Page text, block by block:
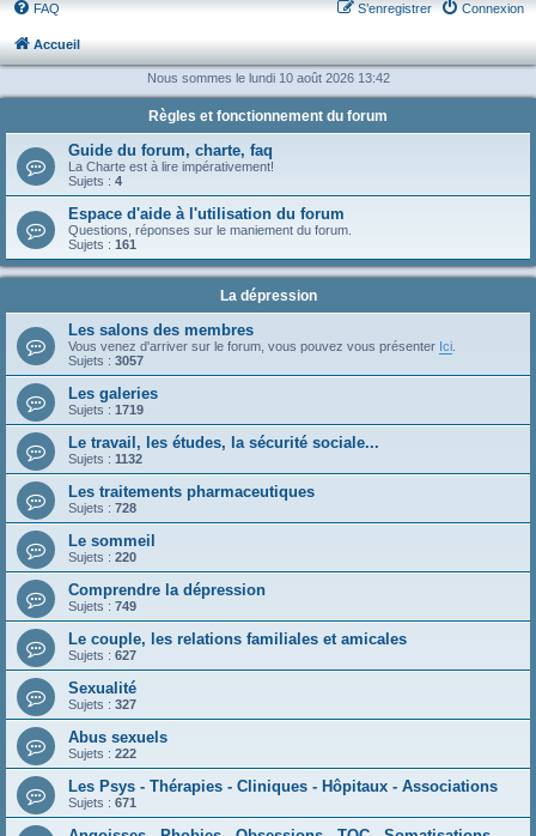
FAQ Connexion
S’enregistrer
Accueil
Nous sommes le lundi 10 août 2026 13:42
Règles et fonctionnement du forum
Guide du forum, charte, faq
La Charte est à lire impérativement!
Sujets : 4
Espace d'aide à l'utilisation du forum
Questions, réponses sur le maniement du forum.
Sujets : 161
La dépression
Les salons des membres
Vous venez d'arriver sur le forum, vous pouvez vous présenter Ici
Sujets : 3057
Les galeries
Sujets : 1719
Le travail, les études, la sécurité sociale...
Sujets : 1132
Les traitements pharmaceutiques
Sujets : 728
Le sommeil
Sujets : 220
Comprendre la dépression
Sujets : 749
Le couple, les relations familiales et amicales
Sujets : 627
Sexualité
Sujets : 327
Abus sexuels
Sujets : 222
Les Psys - Thérapies - Cliniques - Hôpitaux - Associations
Sujets : 671